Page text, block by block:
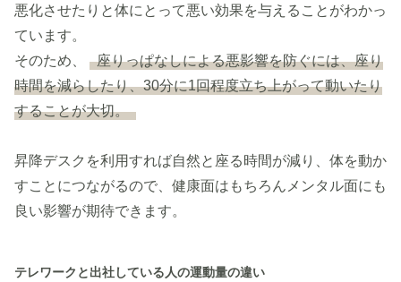
悪化させたりと体にとって悪い効果を与えることがわかっ
ています。
そのため、
座りっぱなしによる悪影響を防ぐには、座り
時間を減らしたり、30分に1回程度立ち上がって動いたり
することが大切。
昇降デスクを利用すれば自然と座る時間が減り、体を動か
すことにつながるので、健康面はもちろんメンタル面にも
良い影響が期待できます。
テレワークと出社している人の運動量の違い